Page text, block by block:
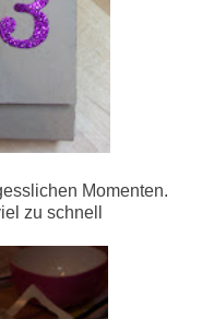
Momenten.
zu schnell